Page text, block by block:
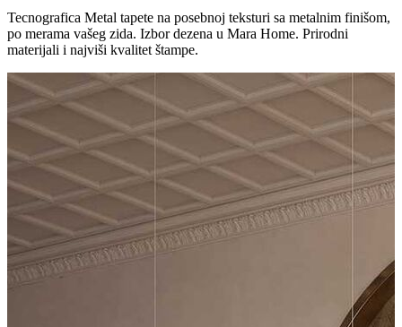
Tecnografica Metal tapete na posebnoj teksturi sa metalnim finišom,
po merama vašeg zida. Izbor dezena u Mara Home. Prirodni
materijali i najviši kvalitet štampe.